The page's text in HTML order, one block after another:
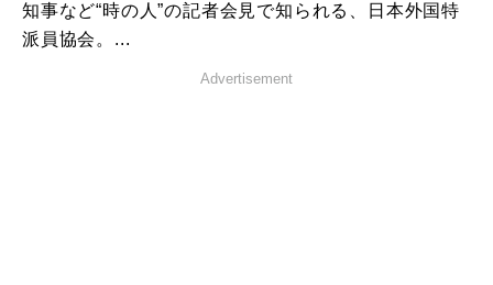
知事など“時の人”の記者会見で知られる、日本外国特
派員協会。...
Advertisement